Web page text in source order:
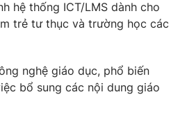
hình thức nếu không có sự chấp
nguồn VTV.vn khi phát hành lại
hệ thống ICT/LMS dành cho
trẻ tư thục và trường học các
nghệ giáo dục, phổ biến
bổ sung các nội dung giáo